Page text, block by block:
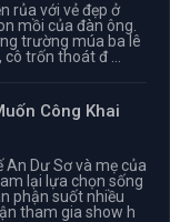
rủa với vẻ đẹp ở
mồi của đàn ông.
trường múa ba lê
trốn thoát đ ...
Công Khai
An Dư Sơ và mẹ của
lại lựa chọn sống
phận suốt nhiều
tham gia show h